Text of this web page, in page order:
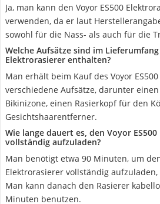
Ja, man kann den Voyor ES500
verwenden, da er laut
sowohl für die Nass- als auch für die
Welche Aufsätze sind im Lieferumfang
Elektrorasierer enthalten?
Man erhält beim Kauf des Voyor
verschiedene Aufsätze, darunter
Bikinizone, einen Rasierkopf für den
Gesichtshaarentferner.
Wie lange dauert es, den Voyor
vollständig aufzuladen?
Man benötigt etwa 90 Minuten, um
Elektrorasierer vollständig
Man kann danach den Rasierer
Minuten benutzen.